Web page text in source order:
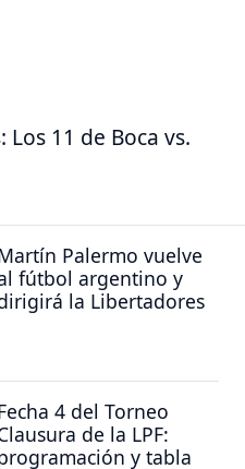
11 de Boca vs.
Palermo vuelve
fútbol argentino y
la Libertadores
4 del Torneo
de la LPF:
y tabla